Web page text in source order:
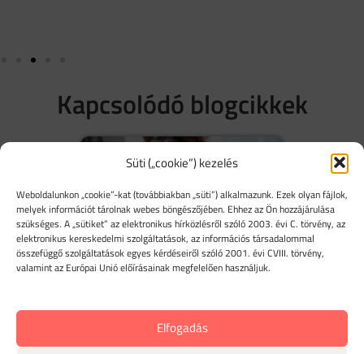
Süti („cookie”) kezelés
Weboldalunkon „cookie”-kat (továbbiakban „süti”) alkalmazunk. Ezek olyan fájlok,
melyek információt tárolnak webes böngészőjében. Ehhez az Ön hozzájárulása
szükséges. A „sütiket” az elektronikus hírközlésről szóló 2003. évi C. törvény, az
elektronikus kereskedelmi szolgáltatások, az információs társadalommal
összefüggő szolgáltatások egyes kérdéseiről szóló 2001. évi CVIII. törvény,
valamint az Európai Unió előírásainak megfelelően használjuk.
Elfogadás
Kapcsolódó blogcikkek